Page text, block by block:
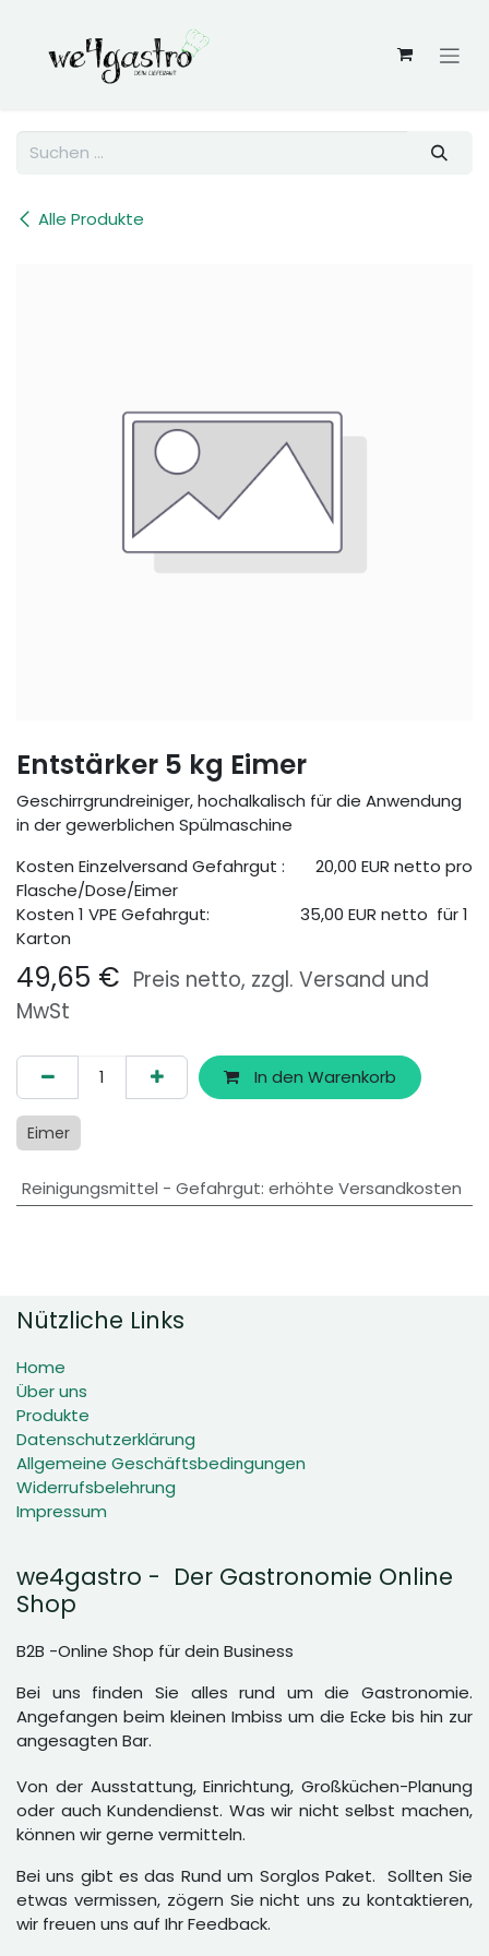
Alle Produkte
Entstärker 5 kg Eimer
Geschirrgrundreiniger, hochalkalisch für die Anwendung
in der gewerblichen Spülmaschine
Kosten Einzelversand Gefahrgut : 20,00 EUR netto pro
Flasche/Dose/Eimer
Kosten 1 VPE Gefahrgut:
​ 35,00 EUR netto für 1
Karton
49,65 € Preis netto, zzgl. Versand und
MwSt
In den Warenkorb
Eimer
Reinigungsmittel - Gefahrgut: erhöhte Versandkosten
Nützliche Links
Home
Über uns
Produkte
Datenschutzerklärung
Allgemeine Geschäftsbedingungen
Widerrufsbelehrung
Impressum
we4gastro - Der Gastronomie Online
Shop
B2B -Online Shop für dein Business
Bei uns finden Sie alles rund um die Gastronomie.
Angefangen beim kleinen Imbiss um die Ecke bis hin zur
angesagten Bar.
Von der Ausstattung, Einrichtung, Großküchen-Planung
oder auch Kundendienst. Was wir nicht selbst machen,
können wir gerne vermitteln.
Bei uns gibt es das Rund um Sorglos Paket. Sollten Sie
etwas vermissen, zögern Sie nicht uns zu kontaktieren,
wir freuen uns auf Ihr Feedback.